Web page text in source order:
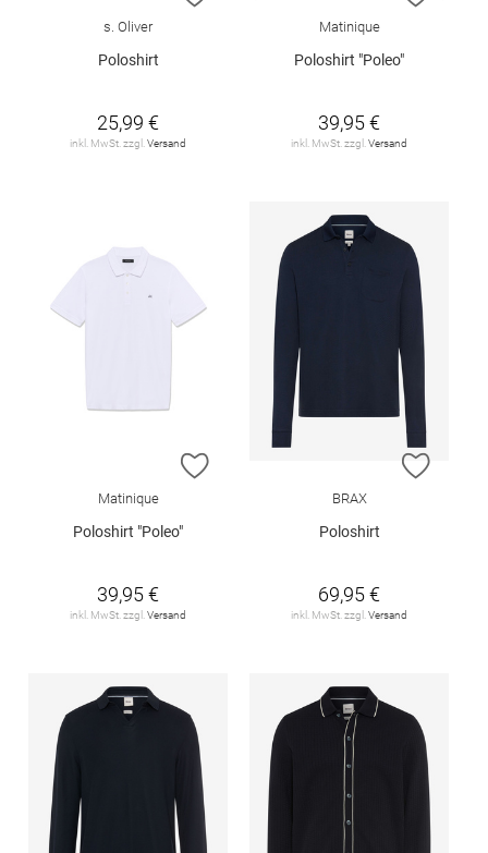
s. Oliver
Poloshirt
25,99 €
inkl. MwSt. zzgl.Versand
Matinique
Poloshirt "Poleo"
39,95 €
inkl. MwSt. zzgl.Versand
ZUR WUNSCHLISTE HINZUFÜGEN
Matinique
Poloshirt "Poleo"
39,95 €
inkl. MwSt. zzgl. Versand
ZUR
BRAX
Poloshirt
69,95 €
inkl. MwSt. zzgl. Versand